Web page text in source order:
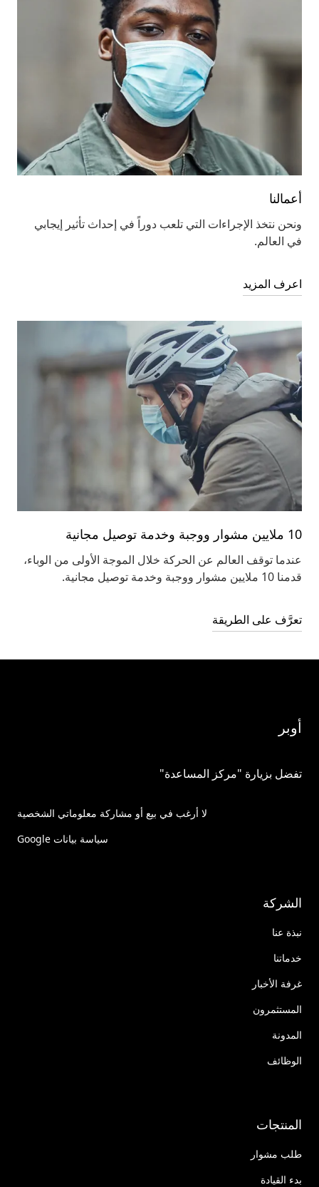
أعمالنا
ونحن نتخذ الإجراءات التي تلعب دوراً في إحداث تأثير إيجابي
في العالم.
اعرف المزيد
10 ملايين مشوار ووجبة وخدمة توصيل مجانية
عندما توقف العالم عن الحركة خلال الموجة الأولى من الوباء،
قدمنا 10 ملايين مشوار ووجبة وخدمة توصيل مجانية.
تعرَّف على الطريقة
أوبر
تفضل بزيارة "مركز المساعدة"
لا أرغب في بيع أو مشاركة معلوماتي الشخصية
سياسة بيانات Google
الشركة
نبذة عنا
خدماتنا
غرفة الأخبار
المستثمرون
المدونة
الوظائف
المنتجات
طلب مشوار
بدء القيادة